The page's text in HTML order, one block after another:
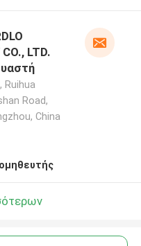
LTD.
Ruihua
Road,
China